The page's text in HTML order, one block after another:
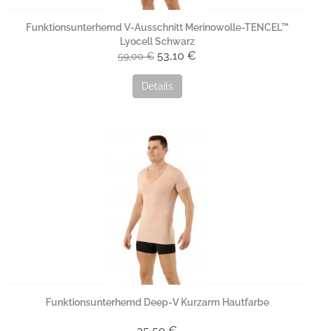
Funktionsunterhemd V-Ausschnitt Merinowolle-TENCEL™
Lyocell Schwarz
59,00 € 53,10 €
Details
Funktionsunterhemd Deep-V Kurzarm Hautfarbe